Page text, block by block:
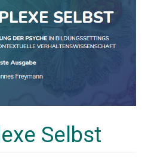
Selbst